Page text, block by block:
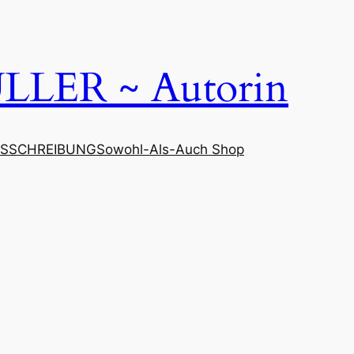
~ Autorin
Sowohl-Als-Auch Shop